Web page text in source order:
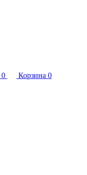
0 Корзина 0